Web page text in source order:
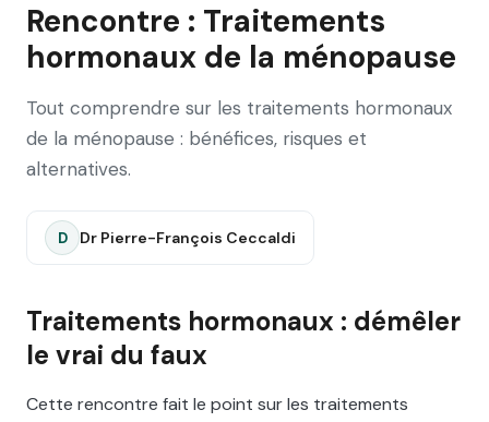
Rencontre : Traitements
hormonaux de la ménopause
Tout comprendre sur les traitements hormonaux
de la ménopause : bénéfices, risques et
alternatives.
D Dr Pierre-François Ceccaldi
Traitements hormonaux : démêler
le vrai du faux
Cette rencontre fait le point sur les traitements